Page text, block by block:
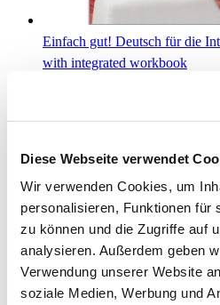
Diese Webseite verwendet
Wir verwenden Cookies, um
personalisieren, Funktionen für
zu können und die Zugriffe auf
analysieren. Außerdem geben
Verwendung unserer Website
soziale Medien, Werbung und
Einfach gut! Deutsch für die
with integrated workbook